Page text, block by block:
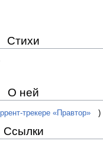
Стихи
О ней
трекере «Правтор» )
Ссылки